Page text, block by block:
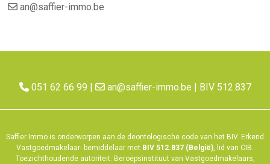
an@saffier-immo.be
051 62 66 99 an@saffier-immo.be | BIV 512.837
Saffier Immo is onderworpen aan de deontologische code van het BIV. Erkend
Vastgoedmakelaar- bemiddelaar met BIV 512.837 (België), lid van CIB.
Toezichthoudende autoriteit: Beroepsinstituut van Vastgoedmakelaars,